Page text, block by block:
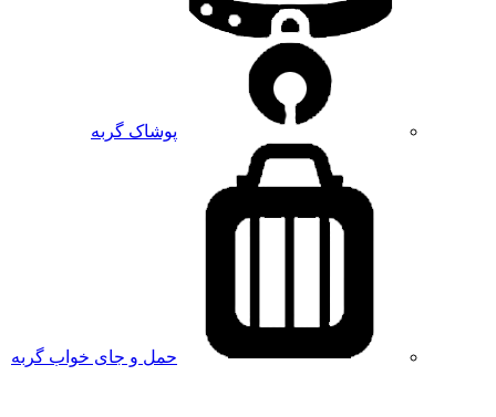
پوشاک گربه
حمل و جای خواب گربه